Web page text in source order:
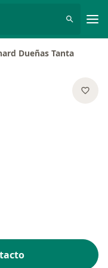
Dueñas Tanta